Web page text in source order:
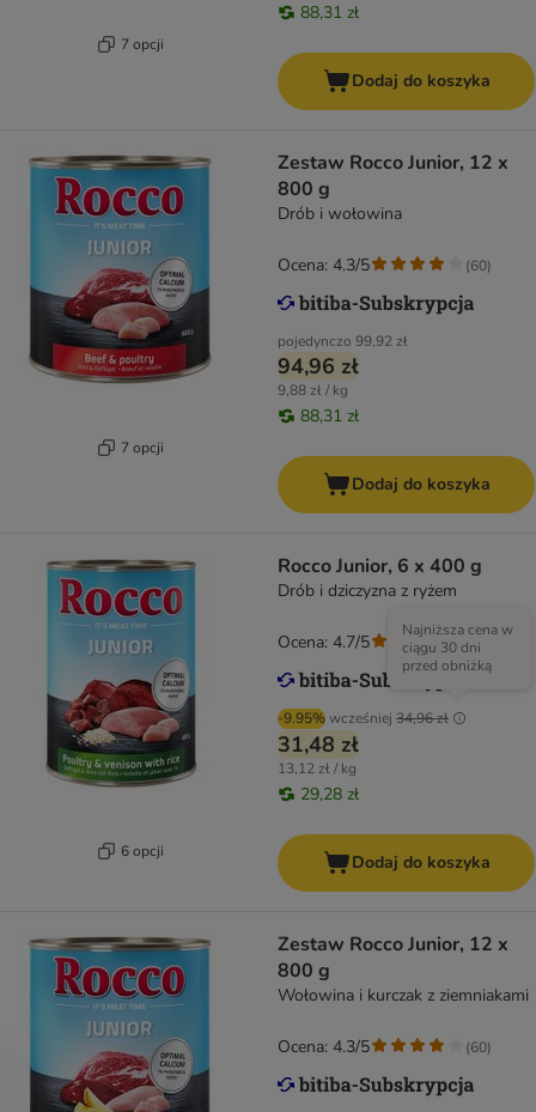
7 opcji
88,31 zł
Dodaj do koszyka
7 opcji
Zestaw Rocco Junior, 12 x
800 g
Drób i wołowina
pojedynczo 99,92 zł
94,96 zł
9,88 zł / kg
88,31 zł
Ocena: 4.3/5 (60)
Dodaj do koszyka
6 opcji
Rocco Junior, 6 x 400 g
Drób i dziczyzna z ryżem
-9.95%wcześniej 34,96 zł
Najniższa cena w
ciągu 30 dni
przed obniżką
31,48 zł
13,12 zł / kg
29,28 zł
Ocena: 4.7/5 (43
Dodaj do koszyka
Zestaw Rocco Junior, 12 x
800 g
Wołowina i kurczak z ziemniakami
Ocena: 4.3/5 (60)